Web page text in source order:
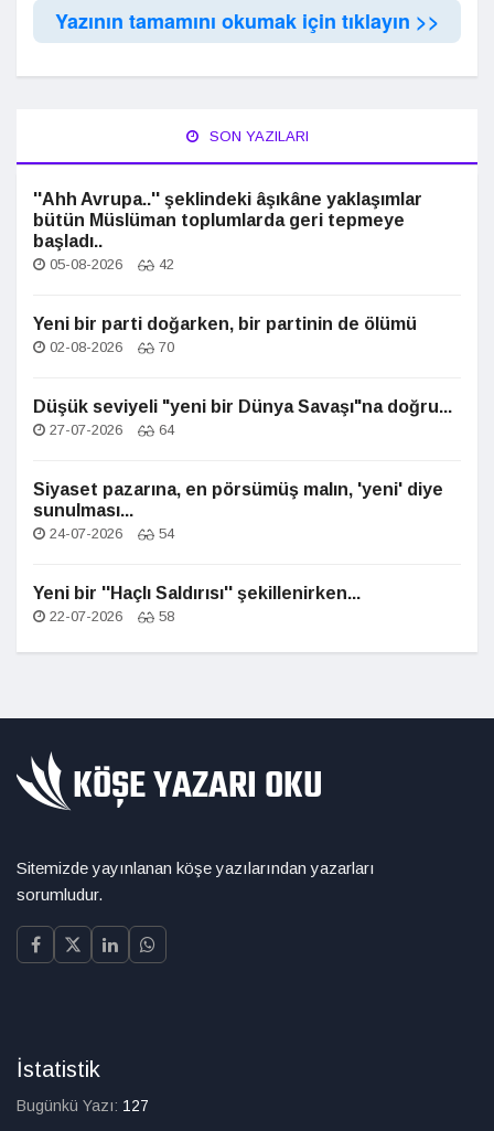
Yazının tamamını okumak için tıklayın >>
SON YAZILARI
''Ahh Avrupa..'' şeklindeki âşıkâne yaklaşımlar
bütün Müslüman toplumlarda geri tepmeye
başladı..
05-08-2026 42
Yeni bir parti doğarken, bir partinin de ölümü
02-08-2026 70
Düşük seviyeli "yeni bir Dünya Savaşı"na doğru...
27-07-2026 64
Siyaset pazarına, en pörsümüş malın, 'yeni' diye
sunulması...
24-07-2026 54
Yeni bir ''Haçlı Saldırısı'' şekillenirken...
22-07-2026 58
Sitemizde yayınlanan köşe yazılarından yazarları
sorumludur.
İstatistik
Bugünkü Yazı: 127